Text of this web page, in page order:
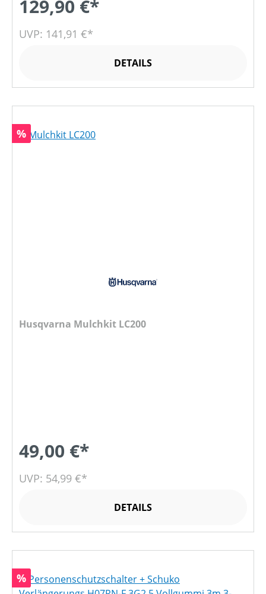
129,90 €*
UVP: 141,91 €*
DETAILS
Rabatt
%
Husqvarna Mulchkit LC200
49,00 €*
UVP: 54,99 €*
DETAILS
Rabatt
%